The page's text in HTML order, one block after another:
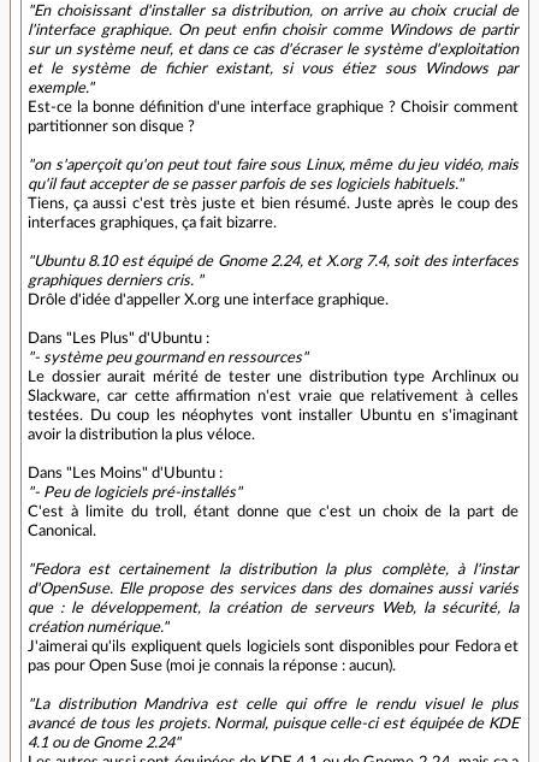
"En choisissant d'installer sa distribution, on arrive au choix crucial de
l'interface graphique. On peut enfin choisir comme Windows de partir
sur un système neuf, et dans ce cas d'écraser le système d'exploitation
et le système de fichier existant, si vous étiez sous Windows par
exemple."
Est-ce la bonne définition d'une interface graphique ? Choisir comment
partitionner son disque ?
"on s'aperçoit qu'on peut tout faire sous Linux, même du jeu vidéo, mais
qu'il faut accepter de se passer parfois de ses logiciels habituels."
Tiens, ça aussi c'est très juste et bien résumé. Juste après le coup des
interfaces graphiques, ça fait bizarre.
"Ubuntu 8.10 est équipé de Gnome 2.24, et X.org 7.4, soit des interfaces
graphiques derniers cris. "
Drôle d'idée d'appeller X.org une interface graphique.
Dans "Les Plus" d'Ubuntu :
"- système peu gourmand en ressources"
Le dossier aurait mérité de tester une distribution type Archlinux ou
Slackware, car cette affirmation n'est vraie que relativement à celles
testées. Du coup les néophytes vont installer Ubuntu en s'imaginant
avoir la distribution la plus véloce.
Dans "Les Moins" d'Ubuntu :
"- Peu de logiciels pré-installés"
C'est à limite du troll, étant donne que c'est un choix de la part de
Canonical.
"Fedora est certainement la distribution la plus complète, à l'instar
d'OpenSuse. Elle propose des services dans des domaines aussi variés
que : le développement, la création de serveurs Web, la sécurité, la
création numérique."
J'aimerai qu'ils expliquent quels logiciels sont disponibles pour Fedora et
pas pour Open Suse (moi je connais la réponse : aucun).
"La distribution Mandriva est celle qui offre le rendu visuel le plus
avancé de tous les projets. Normal, puisque celle-ci est équipée de KDE
4.1 ou de Gnome 2.24"